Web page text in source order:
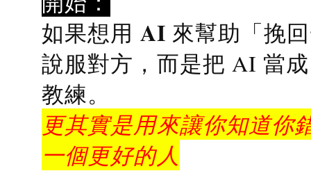
如果想用 AI 來幫助「挽
說服對方，而是把 AI 當
教練。
更其實是用來讓你知道你
一個更好的人